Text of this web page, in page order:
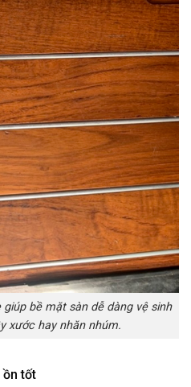
bề mặt sàn dễ dàng vệ sinh
xước hay nhăn nhúm.
ồn tốt